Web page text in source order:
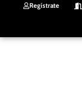
Regístrate